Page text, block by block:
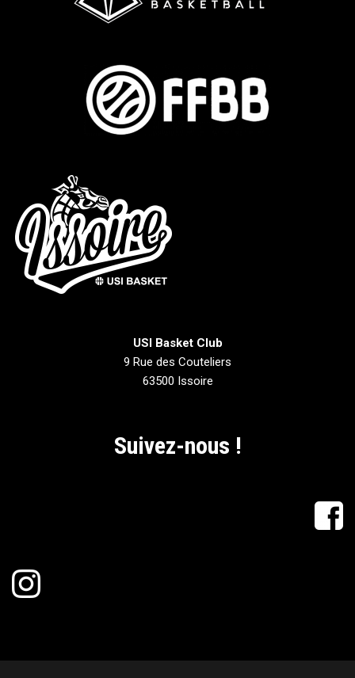
USI Basket Club
9 Rue des Couteliers
63500 Issoire
Suivez-nous !